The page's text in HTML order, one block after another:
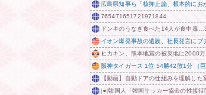
広島県知事ら「核抑止論、根本的にお
765471651721971844
ドンキのうなぎ食べた14人が食中毒
イオン爆発事故の遺族、社長発言にブ
ヒカキン、熊本地震の被災地に2000
阪神タイガース 1位 54勝42敗1分 （
【動画】自動ドアの仕組みを理解した
|●|韓国人「韓国サッカー協会の性接